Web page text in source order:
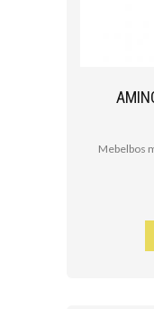
Mebelbos